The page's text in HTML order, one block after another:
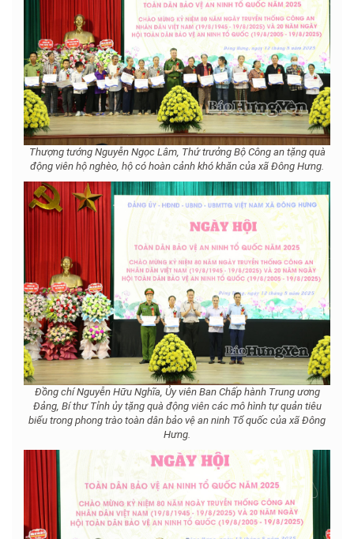
Thượng tướng Nguyễn Ngọc Lâm, Thứ trưởng Bộ Công an tặng quà
động viên hộ nghèo, hộ có hoàn cảnh khó khăn của xã Đông Hưng.
Đồng chí Nguyễn Hữu Nghĩa, Ủy viên Ban Chấp hành Trung ương
Đảng, Bí thư Tỉnh ủy tặng quà động viên các mô hình tự quản tiêu
biểu trong phong trào toàn dân bảo vệ an ninh Tổ quốc của xã Đông
Hưng.